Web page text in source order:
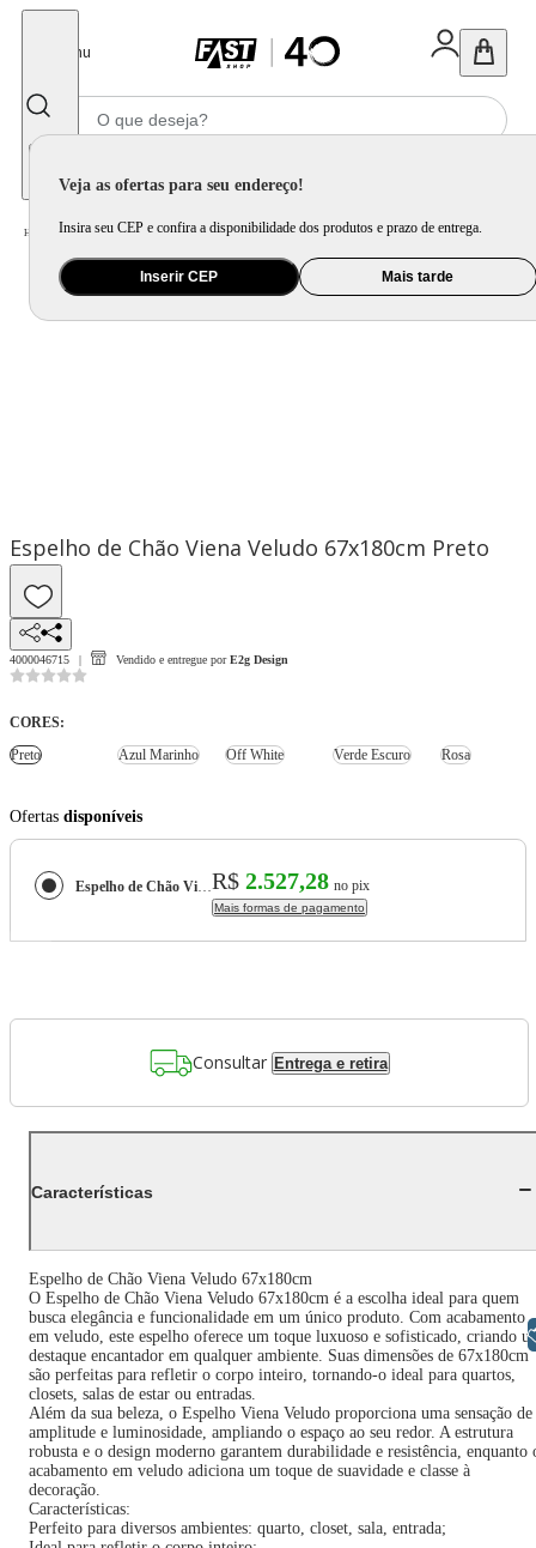
Menu
Veja as ofertas para seu endereço!
Insira seu CEP e confira a disponibilidade dos produtos e prazo de entrega.
Inserir CEP Mais tarde
Home Móveis e Decoração / Decoração / Espelho / Espelho de Chão Viena Veludo 67x180cm
Espelho de Chão Viena Veludo 67x180cm Preto
4000046715 Vendido e entregue por E2g Design
CORES:
Preto
Azul Marinho Off White Verde Escuro Rosa
Ofertas disponíveis
Espelho de Chão Viena Veludo 67x180cmR$ 2.527,28 no pix
Mais formas de pagamento
Consultar Entrega e retira
Características
Espelho de Chão Viena Veludo 67x180cm
O Espelho de Chão Viena Veludo 67x180cm é a escolha ideal para quem
busca elegância e funcionalidade em um único produto. Com acabamento
em veludo, este espelho oferece um toque luxuoso e sofisticado, criando
destaque encantador em qualquer ambiente. Suas dimensões de 67x180cm
são perfeitas para refletir o corpo inteiro, tornando-o ideal para quartos,
closets, salas de estar ou entradas.
Além da sua beleza, o Espelho Viena Veludo proporciona uma sensação de
amplitude e luminosidade, ampliando o espaço ao seu redor. A estrutura
robusta e o design moderno garantem durabilidade e resistência, enquanto
acabamento em veludo adiciona um toque de suavidade e classe à
decoração.
Características:
Perfeito para diversos ambientes: quarto, closet, sala, entrada;
Libras